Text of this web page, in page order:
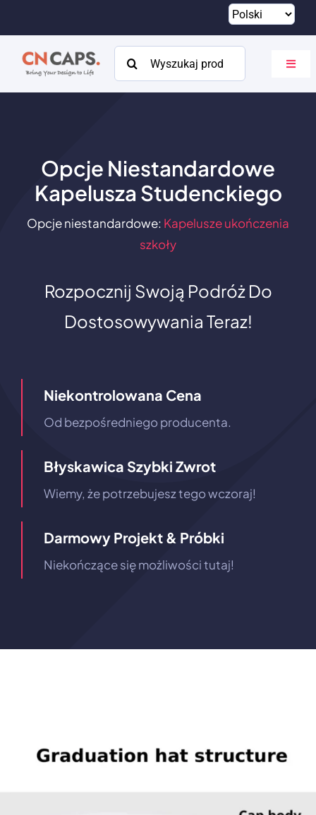
treści
Szukaj:
KatalogOpcje Niestandardowe
Kapelusza Studenckiego
Opcje niestandardowe: Kapelusze ukończenia
szkoły
Rozpocznij Swoją Podróż Do
Dostosowywania Teraz!
Niekontrolowana Cena
Od bezpośredniego producenta.
Błyskawica Szybki Zwrot
Wiemy, że potrzebujesz tego wczoraj!
Darmowy Projekt & Próbki
Niekończące się możliwości tutaj!